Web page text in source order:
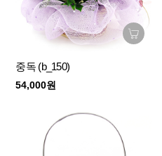
중독 (b_150)
54,000원